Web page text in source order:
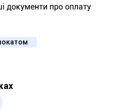
документи про оплату